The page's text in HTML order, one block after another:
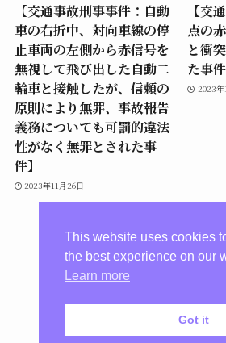
【交通事故刑事事件：自動
車の右折中、対向車線の停
止車両の左側から赤信号を
無視して飛び出した自動二
輪車と接触したが、信頼の
原則により無罪、事故報告
義務についても可罰的違法
性がなく無罪とされた事
件】
2023年11月26日
【交
点の
と衝
た事件
2023
プライバシーポリシー
This website uses cookies
the best experience on our
Learn more
Got it